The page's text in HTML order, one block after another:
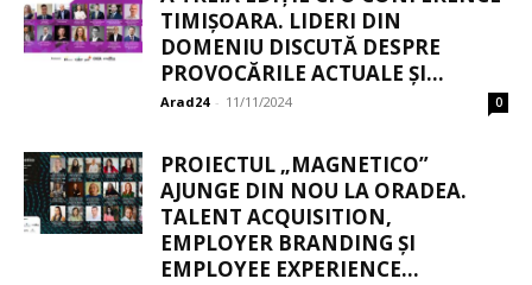
TIMIȘOARA. LIDERI DIN
DOMENIU DISCUTĂ DESPRE
PROVOCĂRILE ACTUALE ȘI...
Arad24 - 11/11/2024 0
PROIECTUL „MAGNETICO”
AJUNGE DIN NOU LA ORADEA.
TALENT ACQUISITION,
EMPLOYER BRANDING ȘI
EMPLOYEE EXPERIENCE...